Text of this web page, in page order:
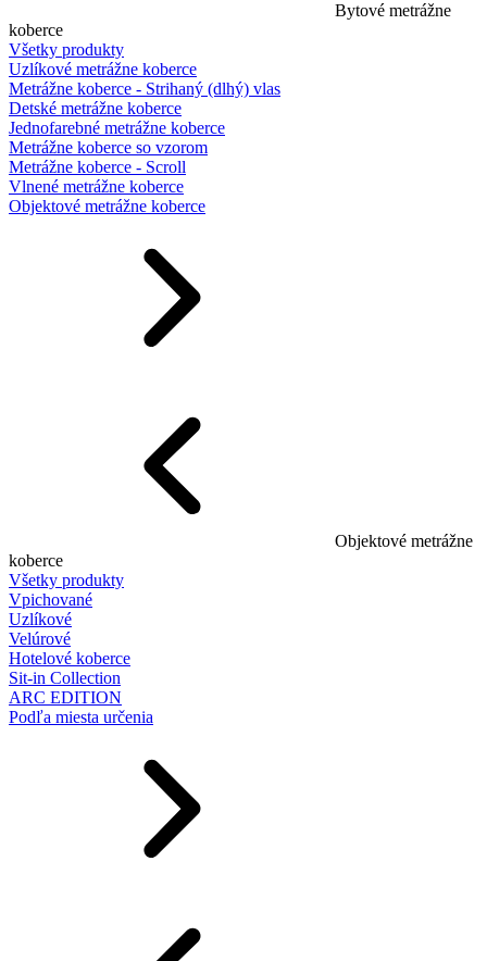
Bytové metrážne
koberce
Všetky produkty
Uzlíkové metrážne koberce
Metrážne koberce - Strihaný (dlhý) vlas
Detské metrážne koberce
Jednofarebné metrážne koberce
Metrážne koberce so vzorom
Metrážne koberce - Scroll
Vlnené metrážne koberce
Objektové metrážne koberce
Objektové metrážne
koberce
Všetky produkty
Vpichované
Uzlíkové
Velúrové
Hotelové koberce
Sit-in Collection
ARC EDITION
Podľa miesta určenia